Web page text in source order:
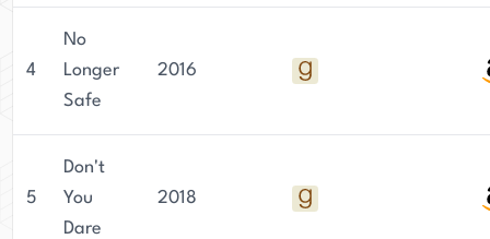
4
No
Longer
Safe
2016
5
Don't
You
Dare
2018